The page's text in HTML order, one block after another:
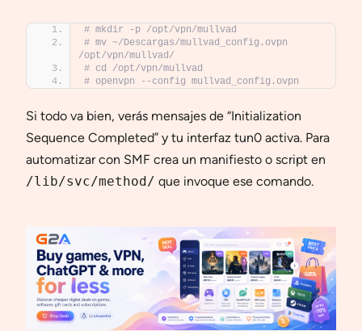
# mkdir -p /opt/vpn/mullvad
# mv ~/Descargas/mullvad_config.ovpn
/opt/vpn/mullvad/
# cd /opt/vpn/mullvad
# openvpn --config mullvad_config.ovpn
Si todo va bien, verás mensajes de “Initialization
Sequence Completed” y tu interfaz tun0 activa. Para
automatizar con SMF crea un manifiesto o script en
/lib/svc/method/ que invoque ese comando.